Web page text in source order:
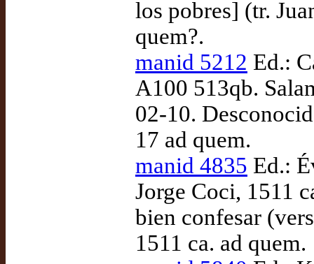
los pobres] (tr.
quem?.
manid 5212 Ed.:
A100 513qb.
02-10.
17 ad quem.
manid 4835 Ed.:
Jorge Coci, 1511
bien confesar
1511 ca. ad quem.